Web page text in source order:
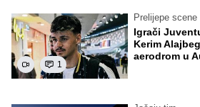
1
Prelijepe
Igrači
Kerim
aerodrom u